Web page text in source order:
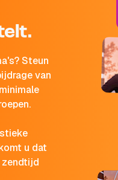
Steun
van
u dat
zendtijd